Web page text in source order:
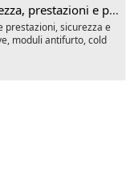
e personalizzazione
prestazioni, sicurezza e
moduli antifurto, cold